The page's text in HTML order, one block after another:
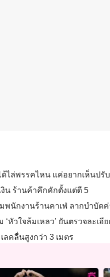
ด้ไล่พรรคไหน แค่อยากเห็นปรั
น ร้านค้าคึกคักตั้งแต่ตี 5
พนักงานร้านคาเฟ่ ลากบำบัด
วใจล้มเหลว’ ยันตรวจละเอีย
ลคลื่นสูงกว่า 3 เมตร